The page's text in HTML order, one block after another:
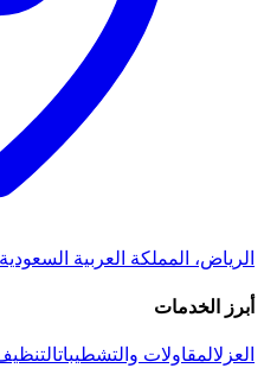
الرياض، المملكة العربية السعودية
أبرز الخدمات
العزلالمقاولات والتشطيبات